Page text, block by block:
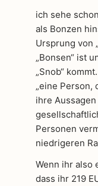
ich sehe
als Bonzen
Ursprung von
„Bonsen“ ist
„Snob“
„eine Person,
ihre
Personen
niedrigeren
Wenn ihr also
dass ihr 219